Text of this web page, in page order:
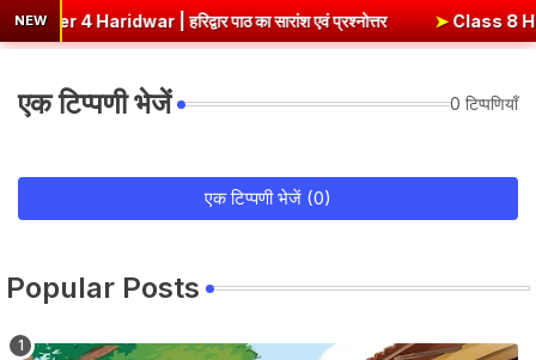
NEW| हरिद्वार पाठ का सारांश एवं प्रश्नोत्तर ➤Class 8 Hindi Malhar
एक टिप्पणी भेजें 0 टिप्पणियाँ
एक टिप्पणी भेजें (0)
Popular Posts